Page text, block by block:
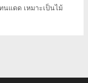
แดด เหมาะเป็นไม้